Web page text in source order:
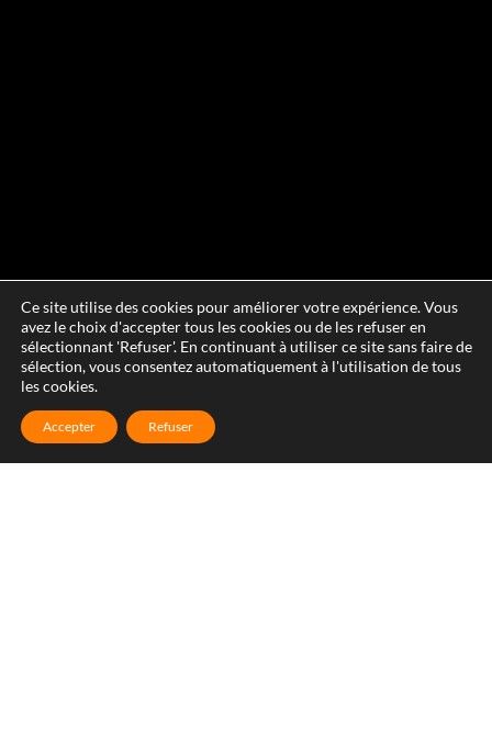
Ce site utilise des cookies pour améliorer votre expérience. Vous
avez le choix d'accepter tous les cookies ou de les refuser en
sélectionnant 'Refuser'. En continuant à utiliser ce site sans faire de
sélection, vous consentez automatiquement à l'utilisation de tous
les cookies.
Accepter Refuser